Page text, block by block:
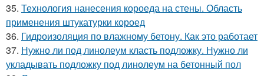
35. Технология нанесения короеда на стены. Область
применения штукатурки короед
36. Гидроизоляция по влажному бетону. Как это работает
37. Нужно ли под линолеум класть подложку. Нужно ли
укладывать подложку под линолеум на бетонный пол